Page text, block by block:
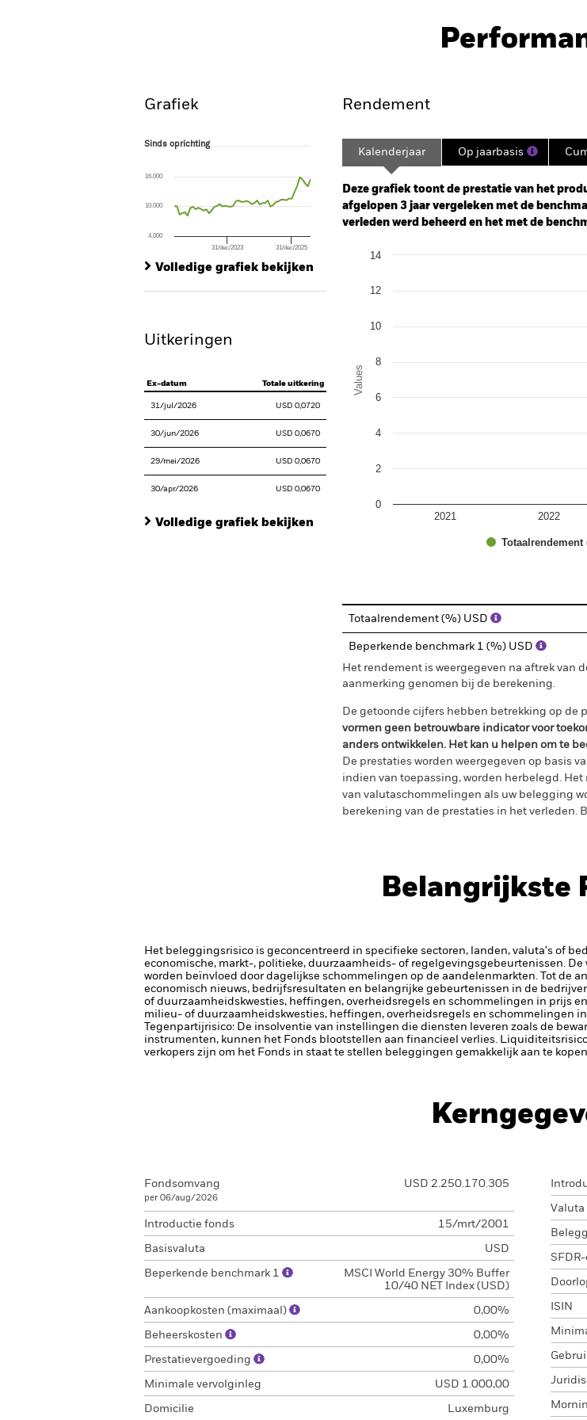
Grafiek
Sinds oprichting
The chart has 1 X axis displaying Time. Range: 2022-04-30 00:00:00 to 2026-07-31 00:00:00.
The chart has 1 Y axis displaying values. Range: -60 to 120.
Sinds oprichting
31/dec/2023 31/dec/2025
4.000
10.000
16.000
Volledige grafiek bekijken
Uitkeringen
Ex-datum Totale uitkering
31/jul/2026 USD 0,0720
30/jun/2026 USD 0,0670
29/mei/2026 USD 0,0670
30/apr/2026 USD 0,0670
Volledige grafiek bekijken
Rendement
Kalenderjaar Op jaarbasis
Deze grafiek toont de prestatie van het
afgelopen 3 jaar vergeleken met de
verleden werd beheerd en het met de
Chart
Bar chart with 2 data series.
The chart has 1 Y axis displaying Values.
Values
Totaalrendement
2021 2022
0
2
4
6
8
10
12
14
Totaalrendement (%) USD
Beperkende benchmark 1 (%) USD
Het rendement is weergegeven na aftrek
aanmerking genomen bij de berekening.
De getoonde cijfers hebben betrekking op de
vormen geen betrouwbare indicator voor
anders ontwikkelen. Het kan u helpen om te
De prestaties worden weergegeven op basis
indien van toepassing, worden herbelegd.
van valutaschommelingen als uw belegging
berekening van de prestaties in het verleden.
Belangrijkste
Het beleggingsrisico is geconcentreerd in specifieke sectoren, landen, valuta's of
economische, markt-, politieke, duurzaamheids- of regelgevingsgebeurtenissen. De
worden beïnvloed door dagelijkse schommelingen op de aandelenmarkten. Tot de
economisch nieuws, bedrijfsresultaten en belangrijke gebeurtenissen in de
of duurzaamheidskwesties, heffingen, overheidsregels en schommelingen in prijs
milieu- of duurzaamheidskwesties, heffingen, overheidsregels en schommelingen
Tegenpartijrisico: De insolventie van instellingen die diensten leveren zoals de
instrumenten, kunnen het Fonds blootstellen aan financieel verlies.
verkopers zijn om het Fonds in staat te stellen beleggingen gemakkelijk aan te
Fondsomvang
per 06/aug/2026
USD 2.250.170.305
Introductie fonds 15/mrt/2001
Basisvaluta USD
Beperkende benchmark 1
MSCI World Energy 30% Buffer
10/40 NET Index (USD)
Aankoopkosten (maximaal) 0,00%
Beheerskosten 0,00%
Prestatievergoeding 0,00%
Minimale vervolginleg USD 1.000,00
Domicilie Luxemburg
Valuta
ISIN